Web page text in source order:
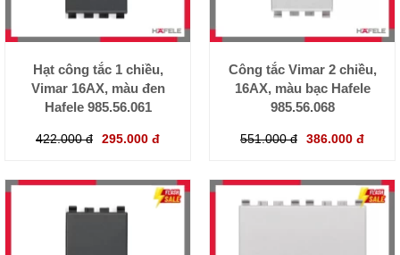
Hạt công tắc 1 chiều,
Vimar 16AX, màu đen
Hafele 985.56.061
422.000 đ 295.000 đ
Công tắc Vimar 2 chiều,
16AX, màu bạc Hafele
985.56.068
551.000 đ 386.000 đ